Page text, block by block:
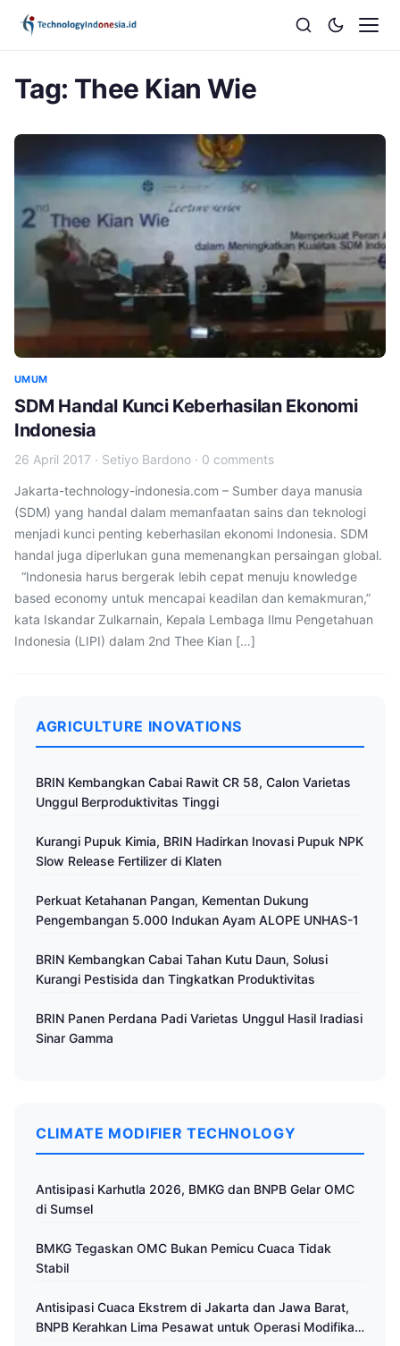
Tag: Thee Kian Wie
UMUM
SDM Handal Kunci Keberhasilan Ekonomi
Indonesia
26 April 2017 · Setiyo Bardono · 0 comments
Jakarta-technology-indonesia.com – Sumber daya manusia
(SDM) yang handal dalam memanfaatan sains dan teknologi
menjadi kunci penting keberhasilan ekonomi Indonesia. SDM
handal juga diperlukan guna memenangkan persaingan global.
“Indonesia harus bergerak lebih cepat menuju knowledge
based economy untuk mencapai keadilan dan kemakmuran,”
kata Iskandar Zulkarnain, Kepala Lembaga Ilmu Pengetahuan
Indonesia (LIPI) dalam 2nd Thee Kian […]
AGRICULTURE INOVATIONS
BRIN Kembangkan Cabai Rawit CR 58, Calon Varietas
Unggul Berproduktivitas Tinggi
Kurangi Pupuk Kimia, BRIN Hadirkan Inovasi Pupuk NPK
Slow Release Fertilizer di Klaten
Perkuat Ketahanan Pangan, Kementan Dukung
Pengembangan 5.000 Indukan Ayam ALOPE UNHAS-1
BRIN Kembangkan Cabai Tahan Kutu Daun, Solusi
Kurangi Pestisida dan Tingkatkan Produktivitas
BRIN Panen Perdana Padi Varietas Unggul Hasil Iradiasi
Sinar Gamma
CLIMATE MODIFIER TECHNOLOGY
Antisipasi Karhutla 2026, BMKG dan BNPB Gelar OMC
di Sumsel
BMKG Tegaskan OMC Bukan Pemicu Cuaca Tidak
Stabil
Antisipasi Cuaca Ekstrem di Jakarta dan Jawa Barat,
BNPB Kerahkan Lima Pesawat untuk Operasi Modifikasi